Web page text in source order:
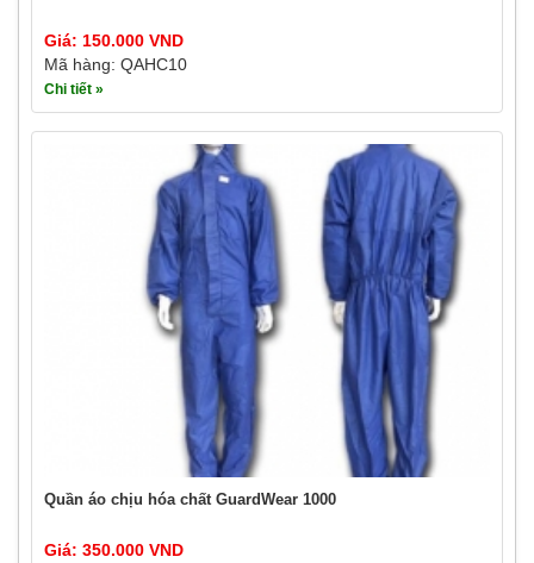
Giá: 150.000 VND
Mã hàng: QAHC10
Chi tiết »
Quần áo chịu hóa chất GuardWear 1000
Giá: 350.000 VND